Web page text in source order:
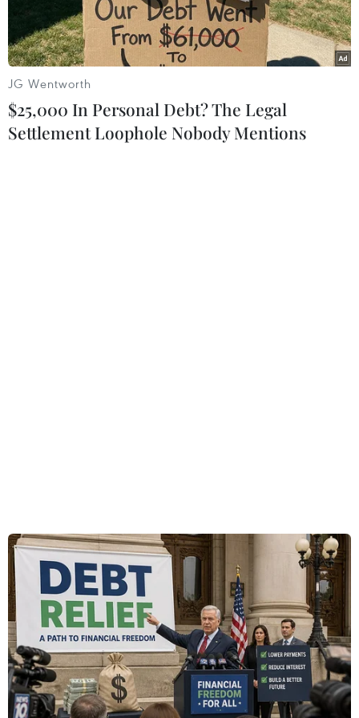
khí hậu.
đặt mục tiêu sản xuất hằng năm 216.000 tấn
ammoniac xanh và 36.000 tấn hydro xanh để hỗ
trợ các nỗ lực trung hòa carbon, góp phần giảm
thiểu các ảnh hưởng do biến đổi khí hậu.
Lễ ký kết có sự tham dự của Đại sứ Việt Nam tại
Đức Vũ Quang Minh cùng đại diện nhiều đối tác
đang muốn tìm hiểu cơ hội đầu tư làm ăn ở Việt
Nam.
JG Wentworth
$25,000 In Personal Debt? The Legal
Settlement Loophole Nobody Mentions